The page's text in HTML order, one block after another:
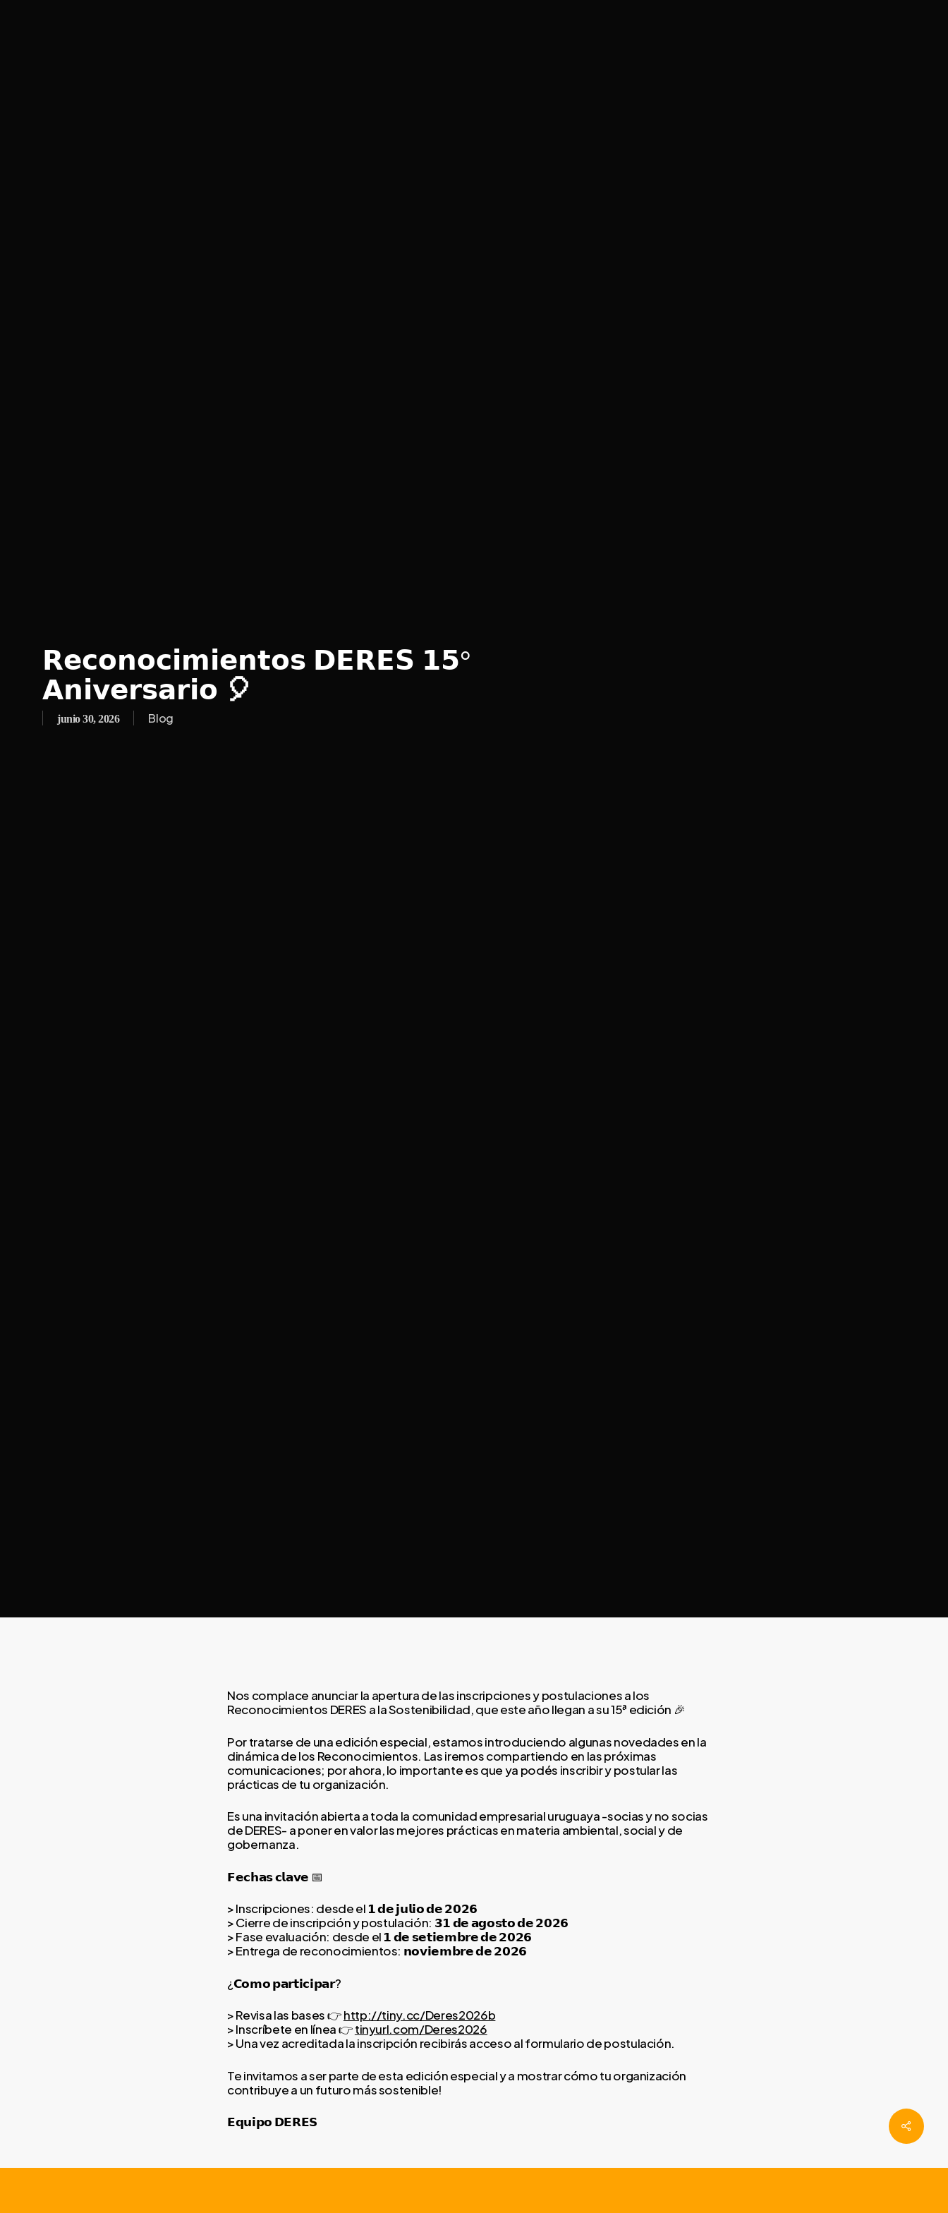
𝗥𝗲𝗰𝗼𝗻𝗼𝗰𝗶𝗺𝗶𝗲𝗻𝘁𝗼𝘀 𝗗𝗘𝗥𝗘𝗦 𝟭𝟱°
𝗔𝗻𝗶𝘃𝗲𝗿𝘀𝗮𝗿𝗶𝗼 🎈
junio 30, 2026 Blog
Nos complace anunciar la apertura de las inscripciones y postulaciones a los
Reconocimientos DERES a la Sostenibilidad, que este año llegan a su 15ª edición 🎉
Por tratarse de una edición especial, estamos introduciendo algunas novedades en la
dinámica de los Reconocimientos. Las iremos compartiendo en las próximas
comunicaciones; por ahora, lo importante es que ya podés inscribir y postular las
prácticas de tu organización.
Es una invitación abierta a toda la comunidad empresarial uruguaya -socias y no socias
de DERES- a poner en valor las mejores prácticas en materia ambiental, social y de
gobernanza.
𝗙𝗲𝗰𝗵𝗮𝘀 𝗰𝗹𝗮𝘃𝗲 📅
> Inscripciones: desde el 𝟭 𝗱𝗲 𝗷𝘂𝗹𝗶𝗼 𝗱𝗲 𝟮𝟬𝟮𝟲
> Cierre de inscripción y postulación: 𝟯𝟭 𝗱𝗲 𝗮𝗴𝗼𝘀𝘁𝗼 𝗱𝗲 𝟮𝟬𝟮𝟲
> Fase evaluación: desde el 𝟭 𝗱𝗲 𝘀𝗲𝘁𝗶𝗲𝗺𝗯𝗿𝗲 𝗱𝗲 𝟮𝟬𝟮𝟲
> Entrega de reconocimientos: 𝗻𝗼𝘃𝗶𝗲𝗺𝗯𝗿𝗲 𝗱𝗲 𝟮𝟬𝟮𝟲
¿𝗖𝗼𝗺𝗼 𝗽𝗮𝗿𝘁𝗶𝗰𝗶𝗽𝗮𝗿?
> Revisa las bases 👉http://tiny.cc/Deres2026b
> Inscríbete en línea 👉tinyurl.com/Deres2026
> Una vez acreditada la inscripción recibirás acceso al formulario de postulación.
Te invitamos a ser parte de esta edición especial y a mostrar cómo tu organización
contribuye a un futuro más sostenible!
𝗘𝗾𝘂𝗶𝗽𝗼 𝗗𝗘𝗥𝗘𝗦 Share